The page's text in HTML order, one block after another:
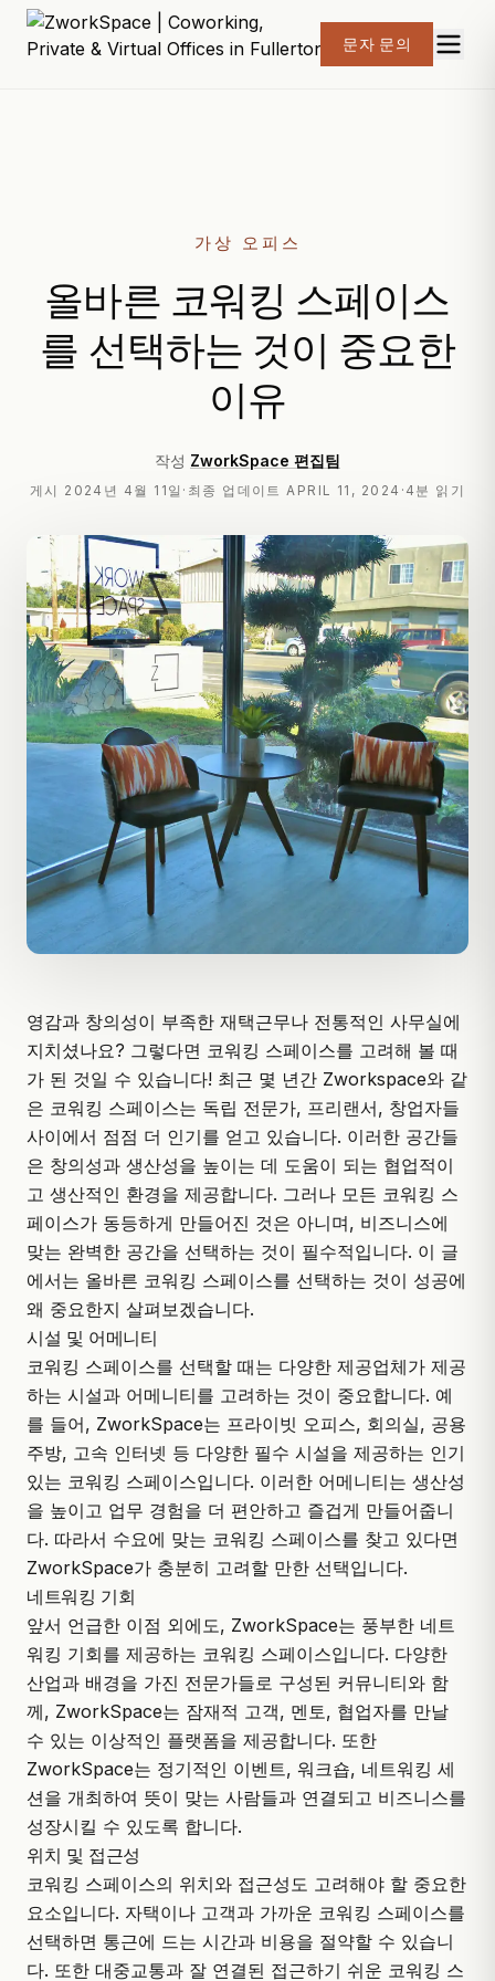
문자 문의
가상 오피스
올바른 코워킹 스페이스
를 선택하는 것이 중요한
이유
작성 ZworkSpace 편집팀
게시 2024년 4월 11일 · 최종 업데이트APRIL 11, 2024 · 4분 읽기
영감과 창의성이 부족한 재택근무나 전통적인 사무실에
지치셨나요? 그렇다면 코워킹 스페이스를 고려해 볼 때
가 된 것일 수 있습니다! 최근 몇 년간 Zworkspace와 같
은 코워킹 스페이스는 독립 전문가, 프리랜서, 창업자들
사이에서 점점 더 인기를 얻고 있습니다. 이러한 공간들
은 창의성과 생산성을 높이는 데 도움이 되는 협업적이
고 생산적인 환경을 제공합니다. 그러나 모든 코워킹 스
페이스가 동등하게 만들어진 것은 아니며, 비즈니스에
맞는 완벽한 공간을 선택하는 것이 필수적입니다. 이 글
에서는 올바른 코워킹 스페이스를 선택하는 것이 성공에
왜 중요한지 살펴보겠습니다.
시설 및 어메니티
코워킹 스페이스를 선택할 때는 다양한 제공업체가 제공
하는 시설과 어메니티를 고려하는 것이 중요합니다. 예
를 들어, ZworkSpace는 프라이빗 오피스, 회의실, 공용
주방, 고속 인터넷 등 다양한 필수 시설을 제공하는 인기
있는 코워킹 스페이스입니다. 이러한 어메니티는 생산성
을 높이고 업무 경험을 더 편안하고 즐겁게 만들어줍니
다. 따라서 수요에 맞는 코워킹 스페이스를 찾고 있다면
ZworkSpace가 충분히 고려할 만한 선택입니다.
네트워킹 기회
앞서 언급한 이점 외에도, ZworkSpace는 풍부한 네트
워킹 기회를 제공하는 코워킹 스페이스입니다. 다양한
산업과 배경을 가진 전문가들로 구성된 커뮤니티와 함
께, ZworkSpace는 잠재적 고객, 멘토, 협업자를 만날
수 있는 이상적인 플랫폼을 제공합니다. 또한
ZworkSpace는 정기적인 이벤트, 워크숍, 네트워킹 세
션을 개최하여 뜻이 맞는 사람들과 연결되고 비즈니스를
성장시킬 수 있도록 합니다.
위치 및 접근성
코워킹 스페이스의 위치와 접근성도 고려해야 할 중요한
요소입니다. 자택이나 고객과 가까운 코워킹 스페이스를
선택하면 통근에 드는 시간과 비용을 절약할 수 있습니
다. 또한 대중교통과 잘 연결된 접근하기 쉬운 코워킹 스